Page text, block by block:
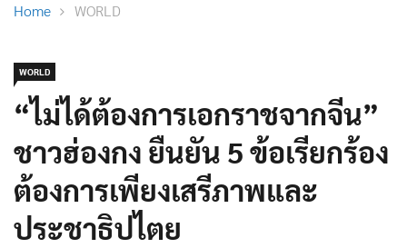
Home WORLD
WORLD
“ไม่ได้ต้องการเอกราชจากจีน”
ชาวฮ่องกง ยืนยัน 5 ข้อเรียกร้อง
ต้องการเพียงเสรีภาพและ
ประชาธิปไตย